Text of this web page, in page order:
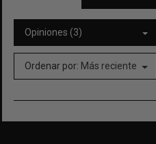
Opiniones (3)
Ordenar por: Más reciente